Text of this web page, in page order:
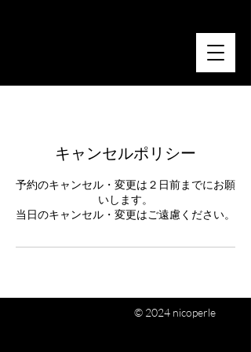
キャンセルポリシー
予約のキャンセル・変更は２日前までにお願
いします。
当日のキャンセル・変更はご遠慮ください。
© 2024 nicoperle